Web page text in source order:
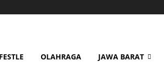
OLAHRAGA JAWA BARAT